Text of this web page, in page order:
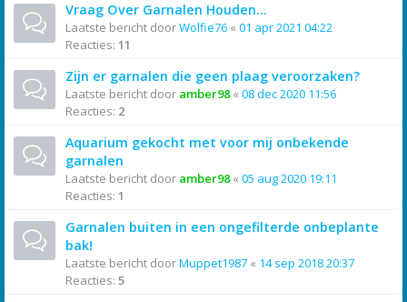
Vraag Over Garnalen Houden...
Laatste bericht doorWolfie76 « 01 apr 2021 04:22
Reacties: 11
Zijn er garnalen die geen plaag veroorzaken?
Laatste bericht door amber98« 08 dec 2020 11:56
Reacties: 2
Aquarium gekocht met voor mij onbekende
garnalen
Laatste bericht door amber98« 05 aug 2020 19:11
Reacties: 1
Garnalen buiten in een ongefilterde onbeplante
bak!
Laatste bericht doorMuppet1987 « 14 sep 2018 20:37
Reacties: 5